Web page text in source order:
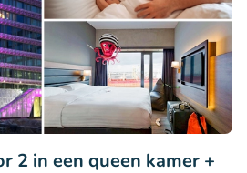
2 in een queen kamer +